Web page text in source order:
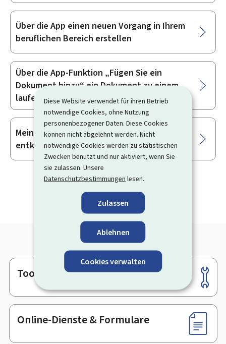
Diese Website verwendet für ihren Betrieb
notwendige Cookies, ohne Nutzung
personenbezogener Daten. Diese Cookies
können nicht abgelehnt werden. Nicht
notwendige Cookies werden zu statistischen
Zwecken benutzt und nur aktiviert, wenn Sie
sie zulassen. Unsere
Datenschutzbestimmungen lesen.
Zulassen
Ablehnen
Cookies verwalten
Über die App einen neuen Vorgang in Ihrem
beruflichen Bereich erstellen
Über die App-Funktion „Fügen Sie ein
Dokument hinzu“ ein Dokument zu einem
laufenden Vorgang hinzufügen
Mein MyGuichet.lu-Konto von der App
entkoppeln
Footer
Tools
Online-Dienste & Formulare